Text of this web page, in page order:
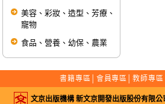
美容、彩妝、造型、芳療、
寵物
食品、營養、幼保、農業
書籍專區 會員專區 │教師專區
文京出版機構 新文京開發出版股份有限公